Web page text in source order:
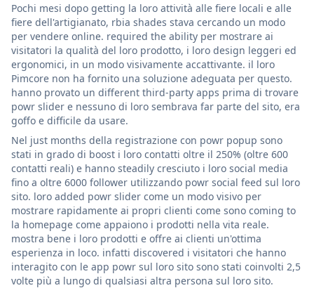
Pochi mesi dopo getting la loro attività alle fiere locali e alle
fiere dell'artigianato, rbia shades stava cercando un modo
per vendere online. required the ability per mostrare ai
visitatori la qualità del loro prodotto, i loro design leggeri ed
ergonomici, in un modo visivamente accattivante. il loro
Pimcore non ha fornito una soluzione adeguata per questo.
hanno provato un different third-party apps prima di trovare
powr slider e nessuno di loro sembrava far parte del sito, era
goffo e difficile da usare.
Nel just months della registrazione con powr popup sono
stati in grado di boost i loro contatti oltre il 250% (oltre 600
contatti reali) e hanno steadily cresciuto i loro social media
fino a oltre 6000 follower utilizzando powr social feed sul loro
sito. loro added powr slider come un modo visivo per
mostrare rapidamente ai propri clienti come sono coming to
la homepage come appaiono i prodotti nella vita reale.
mostra bene i loro prodotti e offre ai clienti un'ottima
esperienza in loco. infatti discovered i visitatori che hanno
interagito con le app powr sul loro sito sono stati coinvolti 2,5
volte più a lungo di qualsiasi altra persona sul loro sito.